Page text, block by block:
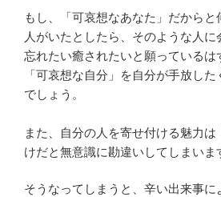
もし、「可哀想なあなた」だからと
人がいたとしたら、そのような人に
忘れたい癒されたいと願っているは
「可哀想な自分」を自分が手放し
でしょう。
また、自分の人を寄せ付ける魅力
けだと無意識に勘違いしてしまいま
そうなってしまうと、辛い出来事